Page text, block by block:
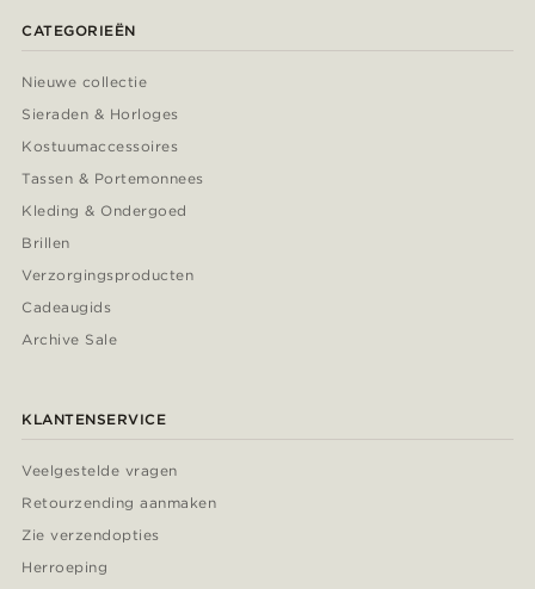
CATEGORIEËN
Nieuwe collectie
Sieraden & Horloges
Kostuumaccessoires
Tassen & Portemonnees
Kleding & Ondergoed
Brillen
Verzorgingsproducten
Cadeaugids
Archive Sale
KLANTENSERVICE
Veelgestelde vragen
Retourzending aanmaken
Zie verzendopties
Herroeping